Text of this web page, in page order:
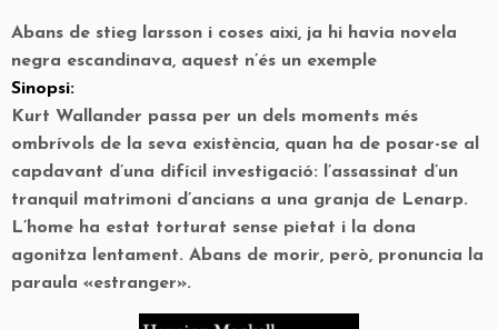
Abans de stieg larsson i coses aixi, ja hi havia novela
negra escandinava, aquest n’és un exemple
Sinopsi:
Kurt Wallander passa per un dels moments més
ombrívols de la seva existència, quan ha de posar-se al
capdavant d’una difícil investigació: l’assassinat d’un
tranquil matrimoni d’ancians a una granja de Lenarp.
L’home ha estat torturat sense pietat i la dona
agonitza lentament. Abans de morir, però, pronuncia la
paraula «estranger».